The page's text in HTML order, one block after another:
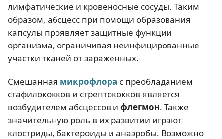
лимфатические и кровеносные сосуды. Таким
образом, абсцесс при помощи образования
капсулы проявляет защитные функции
организма, ограничивая неинфицированные
участки тканей от зараженных.
Смешанная микрофлора с преобладанием
стафилококков и стрептококков является
возбудителем абсцессов и флегмон. Также
значительную роль в их развитии играют
клостриды, бактероиды и анаэробы. Возможно